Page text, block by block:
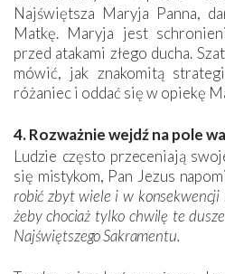
Najświętsza Maryja Panna,
Matkę. Maryja jest
przed atakami złego ducha.
mówić, jak znakomitą
różaniec i oddać się w opiekę
4. Rozważnie wejdź na pole
Ludzie często przeceniają
się mistykom, Pan Jezus
robić zbyt wiele i w konsekwencji
żeby chociaż tylko chwilę te
Najświętszego Sakramentu.